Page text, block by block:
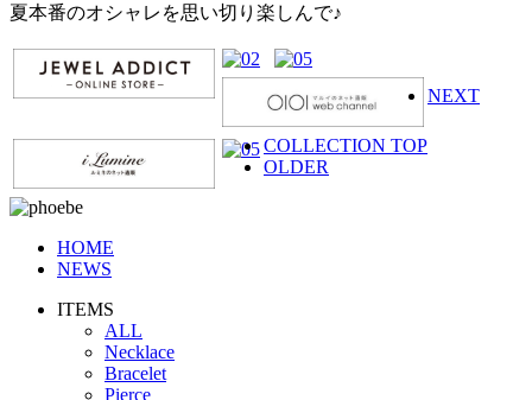
夏本番のオシャレを思い切り楽しんで♪
NEXT
COLLECTION TOP
OLDER
HOME
NEWS
ITEMS
ALL
Necklace
Bracelet
Pierce